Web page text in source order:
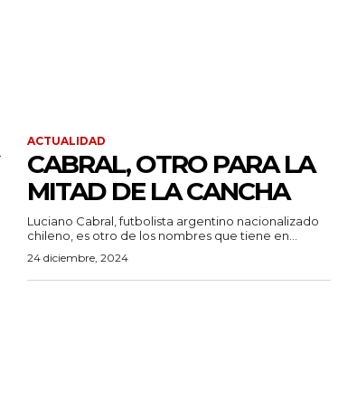
ACTUALIDAD
CABRAL, OTRO PARA LA
MITAD DE LA CANCHA
Luciano Cabral, futbolista argentino nacionalizado
chileno, es otro de los nombres que tiene en...
24 diciembre, 2024